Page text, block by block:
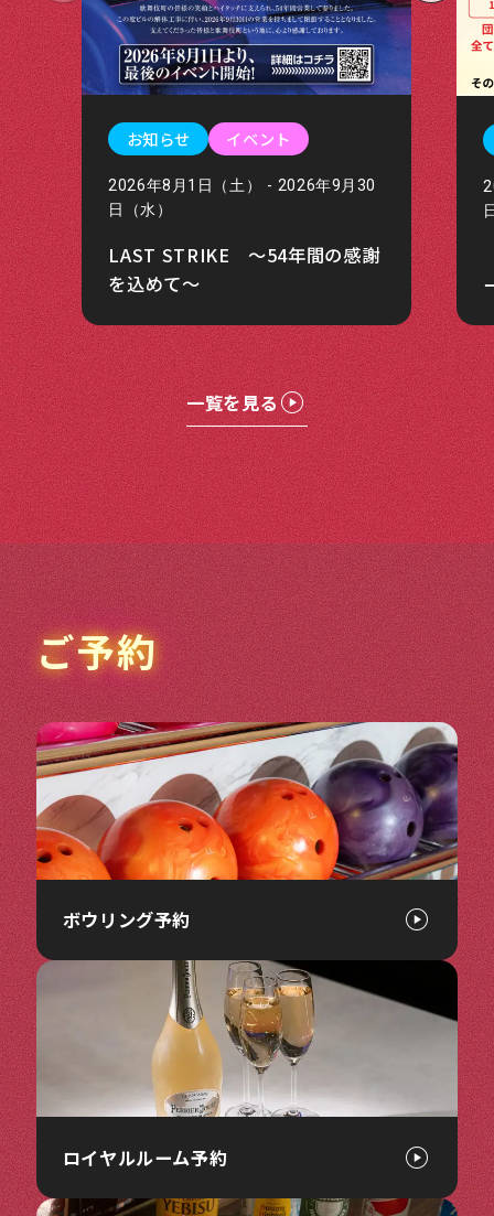
お知らせ イベント
2026年8月1日（土） - 2026年9月30
日（水）
LAST STRIKE ～54年間の感謝
を込めて～
一覧を見る
ご予約
ボウリング予約
ロイヤルルーム予約